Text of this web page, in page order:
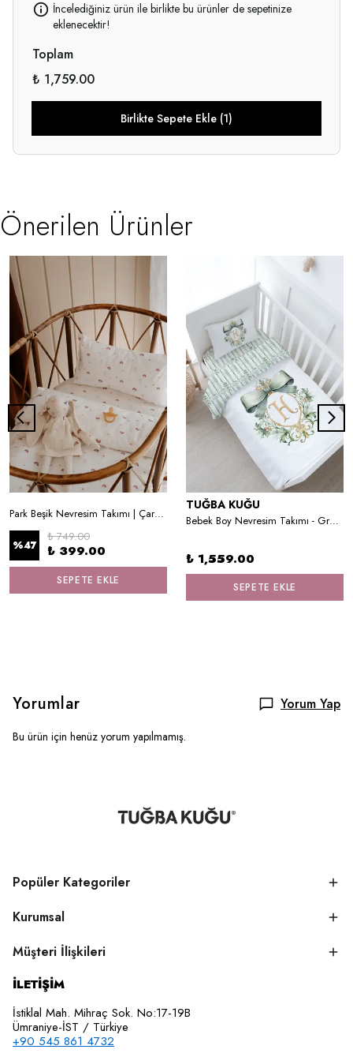
İncelediğiniz ürün ile birlikte bu ürünler de sepetinize
eklenecektir!
Toplam
₺ 1,759.00
Birlikte Sepete Ekle (1)
Önerilen Ürünler
Park Beşik Nevresim Takımı | Çarşafsız (80x110) - Boho Rainbow
%47
₺ 749.00
₺ 399.00
SEPETE EKLE
TUĞBA KUĞU
Bebek Boy Nevresim Takımı - Green Royal Series - H Harfi
₺ 1,559.00
SEPETE EKLE
Yorumlar Yorum Yap
Bu ürün için henüz yorum yapılmamış.
Popüler Kategoriler
Kurumsal
Müşteri İlişkileri
İLETİŞİM
İstiklal Mah. Mihraç Sok. No:17-19B
Ümraniye-İST / Türkiye
+90 545 861 4732